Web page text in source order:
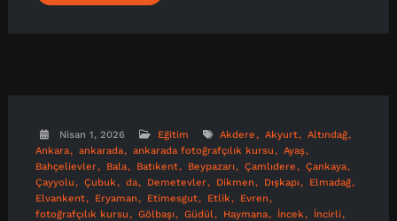
Nisan 1, 2026 Eğitim Akdere Akyurt
Altındağ
Ankara
ankarada ankarada fotoğrafçılık kursu
Ayaş
Bahçelievler
Bala Batıkent Beypazarı Çamlıdere
Çankaya
Çayyolu
Çubuk da Demetevler Dikmen Dışkapı
Elmadağ
Elvankent
Eryaman Etimesgut Etlik
Evren
fotoğrafçılık kursu
Gölbaşı Güdül Haymana İncek
İncirli